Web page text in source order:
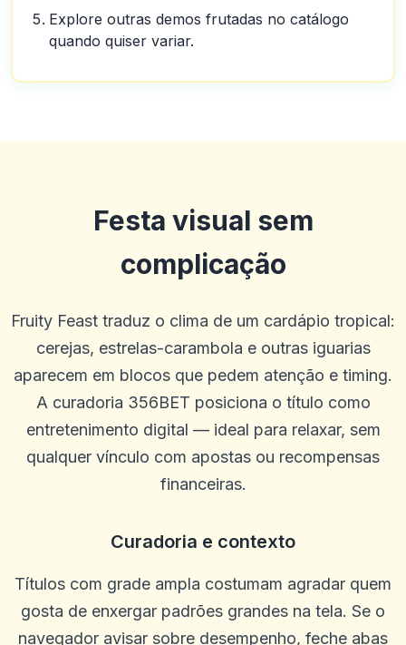
Explore outras demos frutadas no catálogo
quando quiser variar.
Festa visual sem
complicação
Fruity Feast traduz o clima de um cardápio tropical:
cerejas, estrelas-carambola e outras iguarias
aparecem em blocos que pedem atenção e timing.
A curadoria 356BET posiciona o título como
entretenimento digital — ideal para relaxar, sem
qualquer vínculo com apostas ou recompensas
financeiras.
Curadoria e contexto
Títulos com grade ampla costumam agradar quem
gosta de enxergar padrões grandes na tela. Se o
navegador avisar sobre desempenho, feche abas
2025-10-22 03:17:18
0 0
W
Will